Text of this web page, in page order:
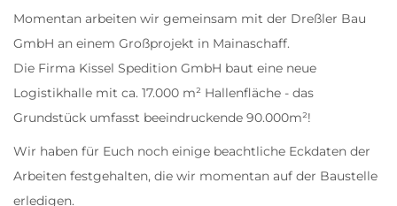
Momentan arbeiten wir gemeinsam mit der Dreßler Bau
GmbH an einem Großprojekt in Mainaschaff.
Die Firma Kissel Spedition GmbH baut eine neue
Logistikhalle mit ca. 17.000 m² Hallenfläche - das
Grundstück umfasst beeindruckende 90.000m²!
Wir haben für Euch noch einige beachtliche Eckdaten der
Arbeiten festgehalten, die wir momentan auf der Baustelle
erledigen.